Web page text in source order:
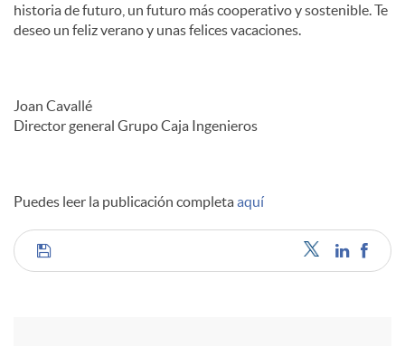
historia de futuro, un futuro más cooperativo y sostenible. Te
deseo un feliz verano y unas felices vacaciones.
Joan Cavallé
Director general Grupo Caja Ingenieros
Puedes leer la publicación completaaquí
C